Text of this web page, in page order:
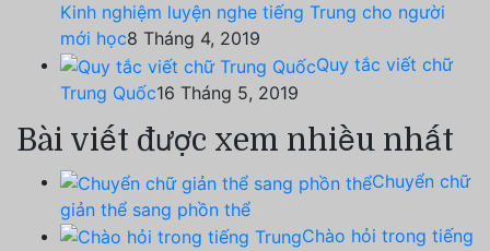
Kinh nghiệm luyện nghe tiếng Trung cho người
mới học8 Tháng 4, 2019
Quy tắc viết chữ
Trung Quốc16 Tháng 5, 2019
Bài viết được xem nhiều nhất
Chuyển chữ
giản thể sang phồn thể
Chào hỏi trong tiếng